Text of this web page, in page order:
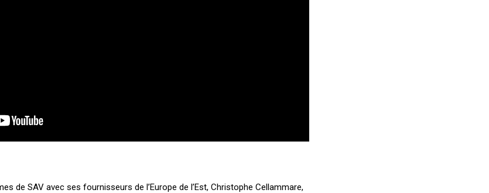
de SAV avec ses fournisseurs de l’Europe de l’Est, Christophe Cellammare,